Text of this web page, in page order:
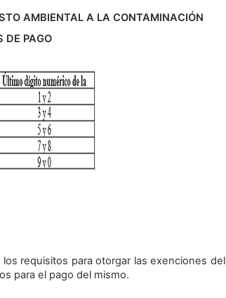
AMBIENTAL A LA CONTAMINACIÓN
DE PAGO
requisitos para otorgar las exenciones del
para el pago del mismo.